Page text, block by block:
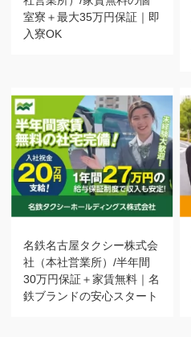
室寮＋最大35万円保証｜即
入寮OK
名鉄名古屋タクシー株式会
社（本社営業所）/半年間
30万円保証＋家賃無料｜名
鉄ブランドの安心スタート